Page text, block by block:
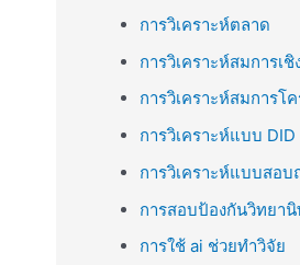
การวิเคราะห์ตลาด
การวิเคราะห์สมการเชิ
การวิเคราะห์สมการโค
การวิเคราะห์แบบ DID
การวิเคราะห์แบบสอบ
การสอบป้องกันวิทยา
การใช้ ai ช่วยทำวิจัย